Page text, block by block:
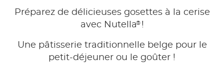
Préparez de délicieuses gosettes à la cerise
avec Nutella® !
Une pâtisserie traditionnelle belge pour le
petit-déjeuner ou le goûter !